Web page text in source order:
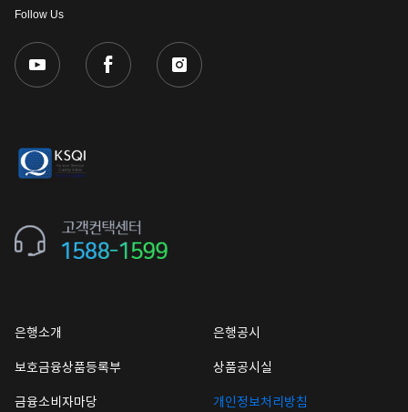
Follow Us
은행소개 은행공시
보호금융상품등록부 상품공시실
금융소비자마당 개인정보처리방침